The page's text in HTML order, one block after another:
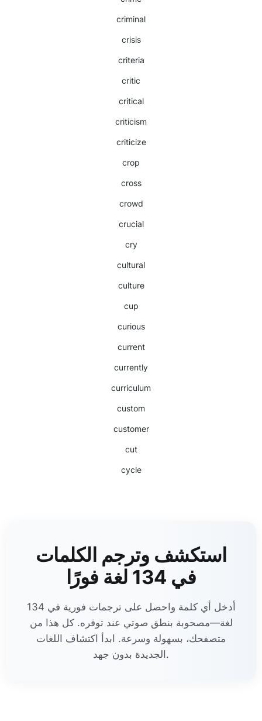
criminal
crisis
criteria
critic
critical
criticism
criticize
crop
cross
crowd
crucial
cry
cultural
culture
cup
curious
current
currently
curriculum
custom
customer
cut
cycle
استكشف وترجم الكلمات
في 134 لغة فورًا
أدخل أي كلمة واحصل على ترجمات فورية في 134
لغة—مصحوبة بنطق صوتي عند توفره. كل هذا من
متصفحك، بسهولة وسرعة. ابدأ اكتشاف اللغات
الجديدة بدون جهد.